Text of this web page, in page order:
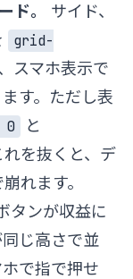
ド。
サイド、
grid-
スマホ表示で
す。ただし表
0
と
を抜くと、デ
れます。
タンが収益に
じ高さで並
で指で押せ